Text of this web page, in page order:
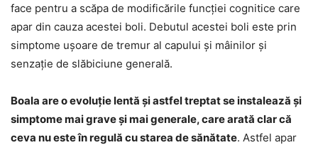
face pentru a scăpa de modificările funcției cognitice care
apar din cauza acestei boli. Debutul acestei boli este prin
simptome ușoare de tremur al capului și mâinilor și
senzație de slăbiciune generală.
Boala are o evoluție lentă și astfel treptat se instalează și
simptome mai grave și mai generale, care arată clar că
ceva nu este în regulă cu starea de sănătate. Astfel apar